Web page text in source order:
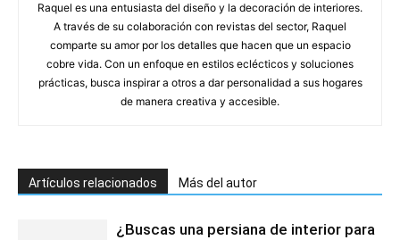
Raquel es una entusiasta del diseño y la decoración de interiores.
A través de su colaboración con revistas del sector, Raquel
comparte su amor por los detalles que hacen que un espacio
cobre vida. Con un enfoque en estilos eclécticos y soluciones
prácticas, busca inspirar a otros a dar personalidad a sus hogares
de manera creativa y accesible.
Artículos relacionados Más del autor
¿Buscas una persiana de interior para